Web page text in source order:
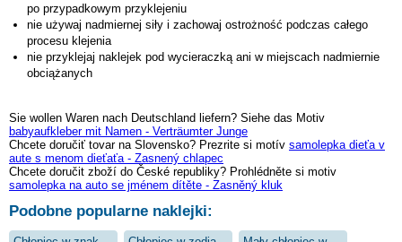
po przypadkowym przyklejeniu
nie używaj nadmiernej siły i zachowaj ostrożność podczas całego
procesu klejenia
nie przyklejaj naklejek pod wycieraczką ani w miejscach nadmiernie
obciążanych
Sie wollen Waren nach Deutschland liefern? Siehe das Motiv
babyaufkleber mit Namen - Verträumter Junge
Chcete doručiť tovar na Slovensko? Prezrite si motív samolepka dieťa v
aute s menom dieťaťa - Zasnený chlapec
Chcete doručit zboží do České republiky? Prohlédněte si motiv
samolepka na auto se jménem dítěte - Zasněný kluk
Podobne popularne naklejki: